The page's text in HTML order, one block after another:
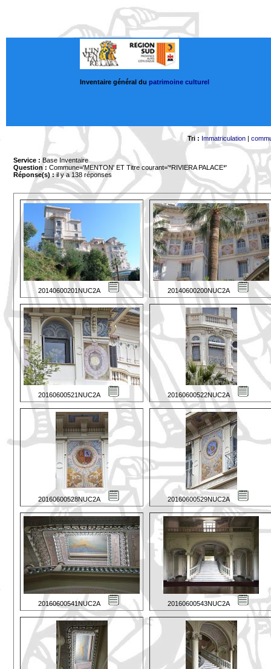
Inventaire général du patrimoine culturel
Tri : Immatriculation|
Service : Base Inventaire
Question : Commune='MENTON' ET Titre courant='*RIVIERA PALACE*'
Réponse(s) :il y a 138 réponses
20140600201NUC2A 20140600200NUC2A
20160600521NUC2A 20160600522NUC2A
20160600528NUC2A 20160600529NUC2A
20160600541NUC2A 20160600543NUC2A